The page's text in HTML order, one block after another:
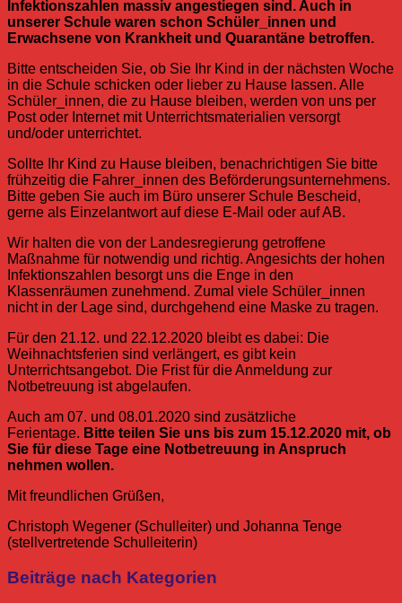
Infektionszahlen massiv angestiegen sind. Auch in
unserer Schule waren schon Schüler_innen und
Erwachsene von Krankheit und Quarantäne betroffen.
Bitte entscheiden Sie, ob Sie Ihr Kind in der nächsten Woche
in die Schule schicken oder lieber zu Hause lassen. Alle
Schüler_innen, die zu Hause bleiben, werden von uns per
Post oder Internet mit Unterrichtsmaterialien versorgt
und/oder unterrichtet.
Sollte Ihr Kind zu Hause bleiben, benachrichtigen Sie bitte
frühzeitig die Fahrer_innen des Beförderungsunternehmens.
Bitte geben Sie auch im Büro unserer Schule Bescheid,
gerne als Einzelantwort auf diese E-Mail oder auf AB.
Wir halten die von der Landesregierung getroffene
Maßnahme für notwendig und richtig. Angesichts der hohen
Infektionszahlen besorgt uns die Enge in den
Klassenräumen zunehmend. Zumal viele Schüler_innen
nicht in der Lage sind, durchgehend eine Maske zu tragen.
Für den 21.12. und 22.12.2020 bleibt es dabei: Die
Weihnachtsferien sind verlängert, es gibt kein
Unterrichtsangebot. Die Frist für die Anmeldung zur
Notbetreuung ist abgelaufen.
Auch am 07. und 08.01.2020 sind zusätzliche
Ferientage. Bitte teilen Sie uns bis zum 15.12.2020 mit, ob
Sie für diese Tage eine Notbetreuung in Anspruch
nehmen wollen.
Mit freundlichen Grüßen,
Christoph Wegener (Schulleiter) und Johanna Tenge
(stellvertretende Schulleiterin)
Allgemein
CoronaElternElternbrief
Beiträge nach Kategorien